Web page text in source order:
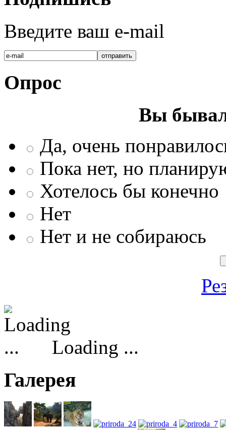
Введите ваш e-mail
Опрос
Вы
Да, очень
Пока нет, но
Хотелось бы конечно
Нет
Нет и не собираюсь
Loading ...
Галерея